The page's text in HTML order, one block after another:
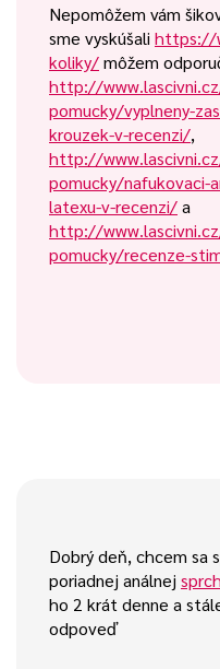
Nepomôžem vám
sme vyskúšali https://
koliky/môžem
http://
pomucky/vyplneny-
krouzek-v-recenzi/,
http://
pomucky/nafukovaci-
latexu-v-recenzi/a
http://
pomucky/recenze-
Dobrý deň, chcem sa
poriadnej análnej
ho 2 krát denne a
odpoveď